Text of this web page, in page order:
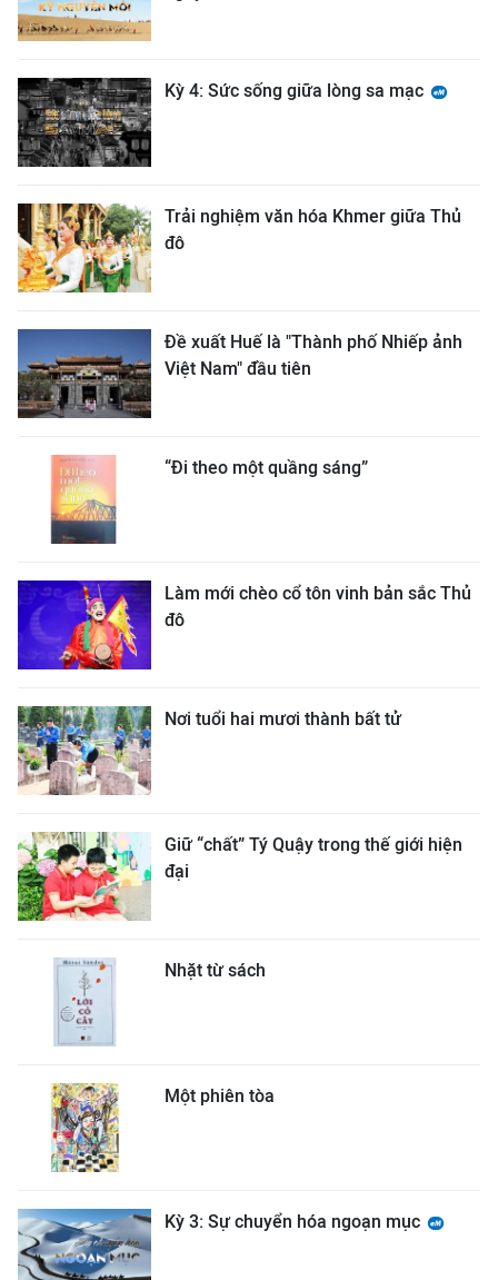
Kỳ 4: Sức sống giữa lòng sa mạc
Trải nghiệm văn hóa Khmer giữa Thủ
đô
Đề xuất Huế là "Thành phố Nhiếp ảnh
Việt Nam" đầu tiên
“Đi theo một quầng sáng”
Làm mới chèo cổ tôn vinh bản sắc Thủ
đô
Nơi tuổi hai mươi thành bất tử
Giữ “chất” Tý Quậy trong thế giới hiện
đại
Nhặt từ sách
Một phiên tòa
Kỳ 3: Sự chuyển hóa ngoạn mục